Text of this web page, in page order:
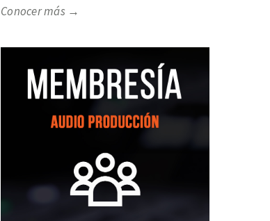
Conocer más →